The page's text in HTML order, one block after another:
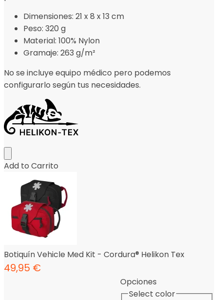
Dimensiones: 21 x 8 x 13 cm
Peso: 320 g
Material: 100% Nylon
Gramaje: 263 g/m²
No se incluye equipo médico pero podemos
configurarlo según tus necesidades.
Add to Carrito
Botiquín Vehicle Med Kit - Cordura® Helikon Tex
49,95 €
Opciones
Select color